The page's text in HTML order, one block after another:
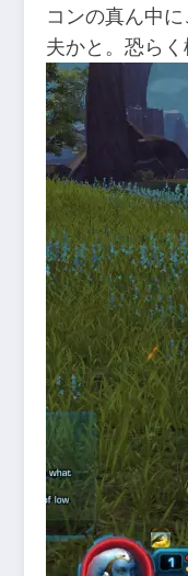
コンの真ん中
夫かと。恐ら